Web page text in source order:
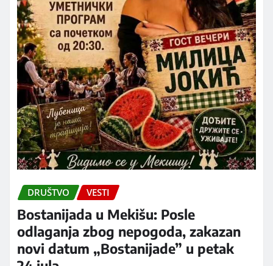
DRUŠTVO VESTI
Bostanijada u Mekišu: Posle
odlaganja zbog nepogoda, zakazan
novi datum „Bostanijade” u petak